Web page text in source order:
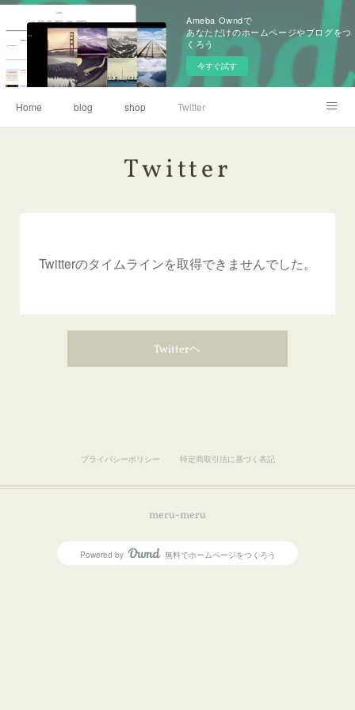
Ameba Owndで
あなただけのホームページやブログをつ
くろう
今すぐ試す
Home blog shop Twitter
Twitter
Twitterのタイムラインを取得できませんでした。
Twitterヘ
プライバシーポリシー 特定商取引法に基づく表記
meru-meru
Powered by AmebaOwnd
無料でホームページをつくろう